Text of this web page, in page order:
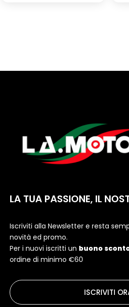
LA TUA PASSIONE, IL
Iscriviti alla Newsletter e resta
novità ed promo.
Per i nuovi iscritti un buono
ordine di minimo €60
ISCRIVITI